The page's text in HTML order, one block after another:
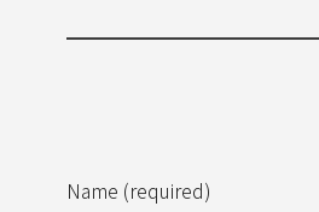
Name (required)